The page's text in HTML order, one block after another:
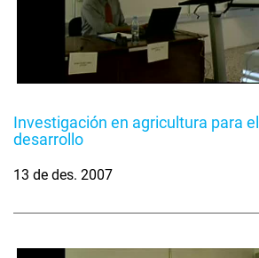
Investigación en agricultura para el
desarrollo
13 de des. 2007